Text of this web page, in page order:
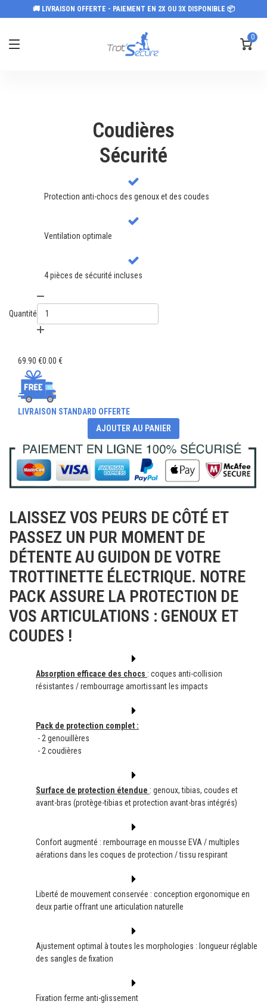
🚚 LIVRAISON OFFERTE - PAIEMENT EN 2X OU 3X DISPONIBLE 📦
0
Coudières
Sécurité
Protection anti-chocs des genoux et des coudes
Ventilation optimale
4 pièces de sécurité incluses
Quantité
69.90 €0.00 €
LIVRAISON STANDARD OFFERTE
AJOUTER AU PANIER
LAISSEZ VOS PEURS DE CÔTÉ ET
PASSEZ UN PUR MOMENT DE
DÉTENTE AU GUIDON DE VOTRE
TROTTINETTE ÉLECTRIQUE. NOTRE
PACK ASSURE LA PROTECTION DE
VOS ARTICULATIONS : GENOUX ET
COUDES !
Absorption efficace des chocs : coques anti-collision
résistantes / rembourrage amortissant les impacts
Pack de protection complet :
- 2 genouillères
- 2 coudières
Surface de protection étendue : genoux, tibias, coudes et
avant-bras (protège-tibias et protection avant-bras intégrés)
Confort augmenté : rembourrage en mousse EVA / multiples
aérations dans les coques de protection / tissu respirant
Liberté de mouvement conservée : conception ergonomique en
deux partie offrant une articulation naturelle
Ajustement optimal à toutes les morphologies : longueur réglable
des sangles de fixation
Fixation ferme anti-glissement